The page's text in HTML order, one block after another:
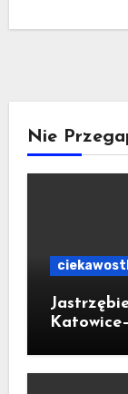
Nie